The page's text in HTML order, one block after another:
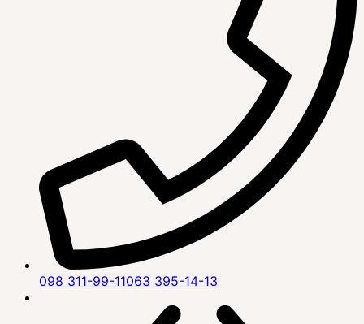
098 311-99-11063 395-14-13